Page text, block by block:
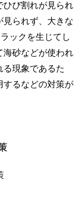
ひび割れが見られ
見られず、大きな
ックを生じてし
海砂などが使われ
る現象であるた
するなどの対策が